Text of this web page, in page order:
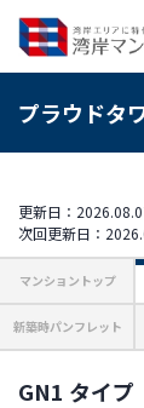
プラウドタ
更新日：
次回更新日：
マンショントップ
新築時パンフレット
GN1 タイプ